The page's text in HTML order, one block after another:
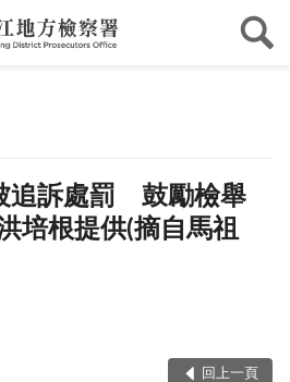
追訴處罰 鼓勵檢舉
培根提供(摘自馬祖
回上一頁